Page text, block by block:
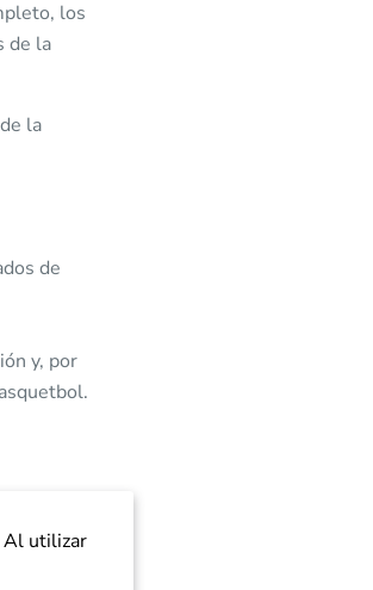
Al utilizar
los
de la
la
de
y, por
de dolor
ejemplo, al